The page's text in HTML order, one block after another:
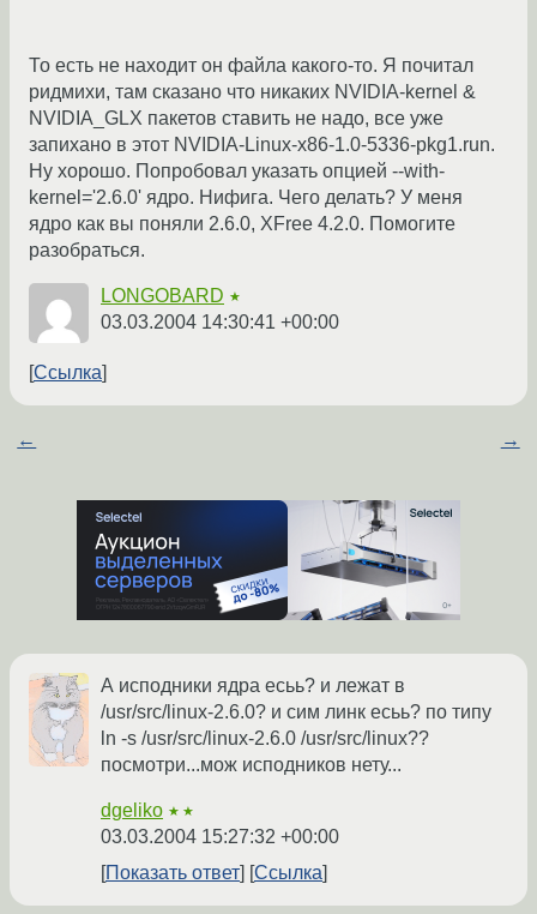
То есть не находит он файла какого-то. Я почитал
ридмихи, там сказано что никаких NVIDIA-kernel &
NVIDIA_GLX пакетов ставить не надо, все уже
запихано в этот NVIDIA-Linux-x86-1.0-5336-pkg1.run.
Ну хорошо. Попробовал указать опцией --with-
kernel='2.6.0' ядро. Нифига. Чего делать? У меня
ядро как вы поняли 2.6.0, XFree 4.2.0. Помогите
разобраться.
LONGOBARD ★
03.03.2004 14:30:41 +00:00
Ссылка
← →
А исподники ядра есьь? и лежат в
/usr/src/linux-2.6.0? и сим линк есьь? по типу
ln -s /usr/src/linux-2.6.0 /usr/src/linux??
посмотри...мож исподников нету...
dgeliko ★★
03.03.2004 15:27:32 +00:00
Показать ответ
Ссылка